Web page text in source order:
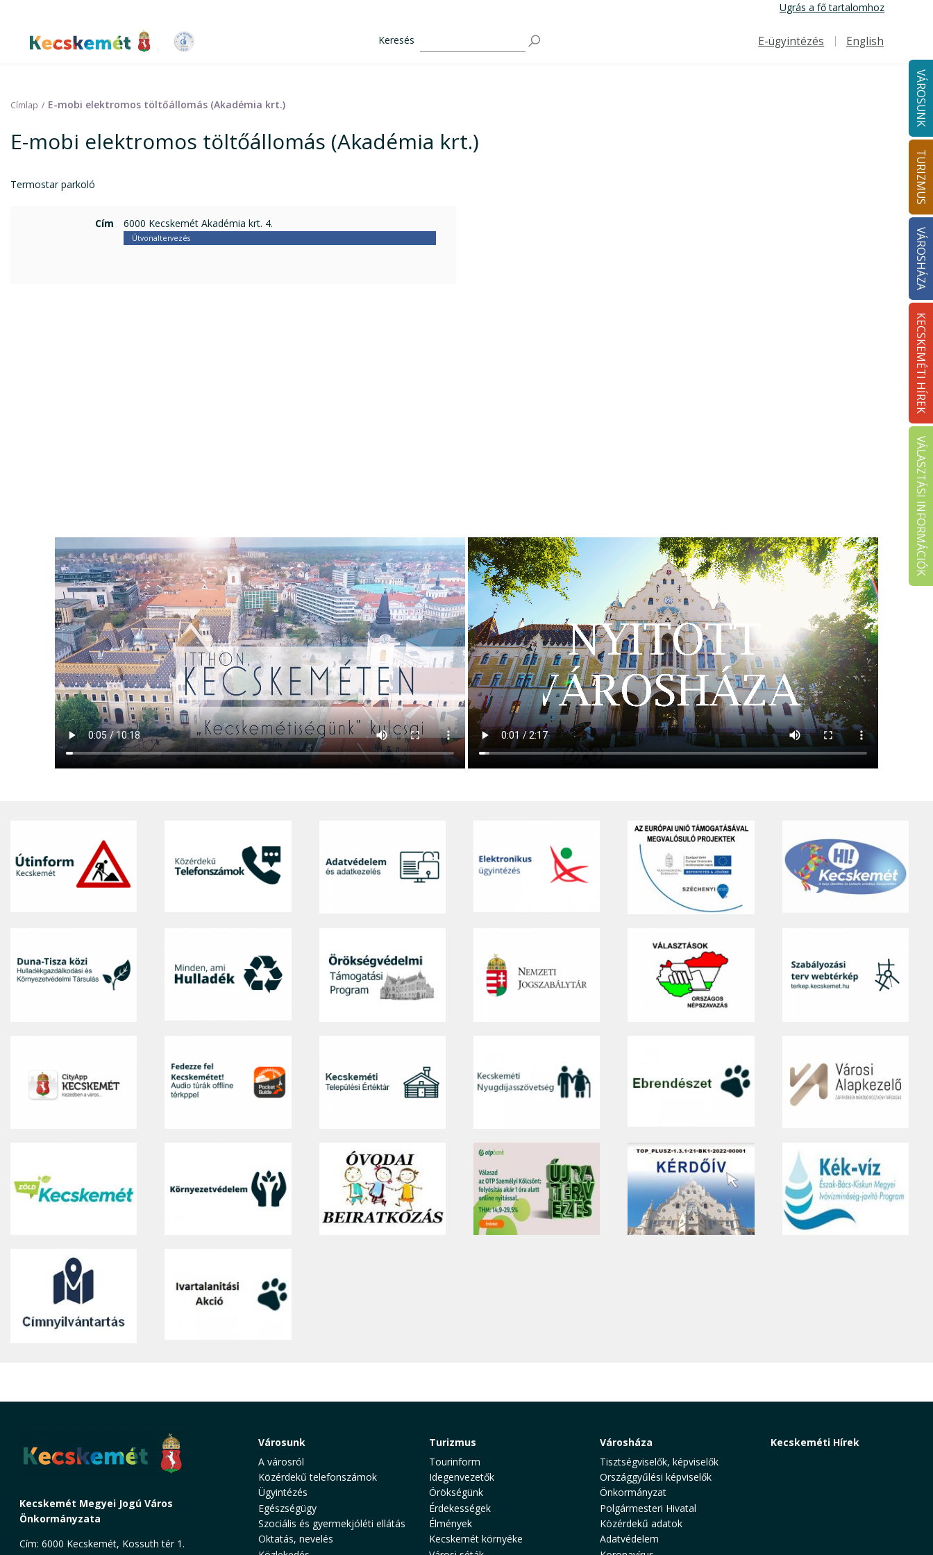
tartalomra
Ugrás a fő tartalomhoz
Kecskemét Város Honlapja
Keresés
Felső navigáció
E-ügyintézés English
VÁROSUNK
TURIZMUS
VÁROSHÁZA
KECSKEMÉTI HÍREK
VÁLASZTÁSI INFORMÁCIÓK
Címlap E-mobi elektromos töltőállomás (Akadémia krt.)
E-mobi elektromos töltőállomás (Akadémia krt.)
Termostar parkoló
Cím 6000 Kecskemét Akadémia krt. 4.
Útvonaltervezés
Kecskemét Megyei Jogú Város
Önkormányzata
Cím: 6000 Kecskemét, Kossuth tér 1.
Városunk
A városról
Közérdekű telefonszámok
Ügyintézés
Egészségügy
Szociális és gyermekjóléti ellátás
Oktatás, nevelés
Turizmus
Tourinform
Idegenvezetők
Örökségünk
Érdekességek
Élmények
Kecskemét környéke
Városháza
Tisztségviselők, képviselők
Országgyűlési képviselők
Önkormányzat
Polgármesteri Hivatal
Közérdekű adatok
Adatvédelem
Kecskeméti Hírek